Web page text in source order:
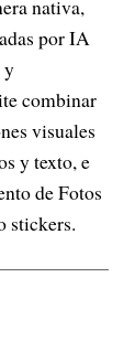
nativa,
por IA
y
combinar
visuales
y texto, e
de Fotos
stickers.